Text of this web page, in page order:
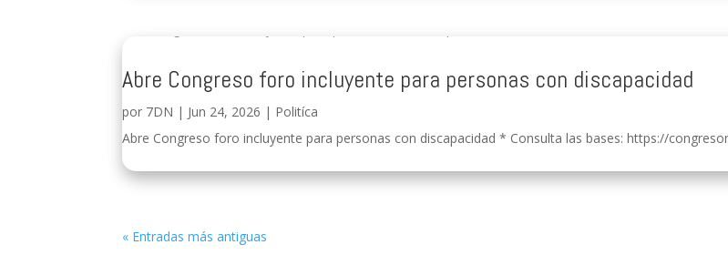
Abre Congreso foro incluyente para personas con discapacidad
por 7DN | Jun 24, 2026 | Politíca
Abre Congreso foro incluyente para personas con discapacidad * Consulta las bases: https://
« Entradas más antiguas